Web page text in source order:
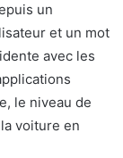
un
et un mot
avec les
le niveau de
voiture en